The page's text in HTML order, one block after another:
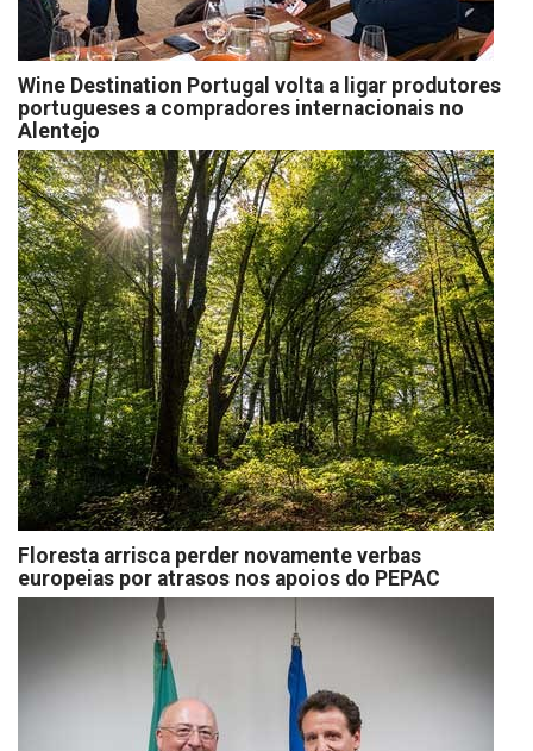
Wine Destination Portugal volta a ligar produtores
portugueses a compradores internacionais no
Alentejo
Floresta arrisca perder novamente verbas
europeias por atrasos nos apoios do PEPAC